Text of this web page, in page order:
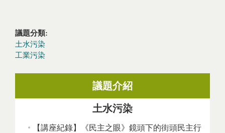
議題分類:
土水污染
工業污染
議題介紹
土水污染
【講座紀錄】《民主之眼》鏡頭下的街頭民主行